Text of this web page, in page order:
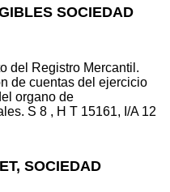
SOCIEDAD
del Registro Mercantil.
de cuentas del ejercicio
organo de
S 8 , H T 15161, I/A 12
SOCIEDAD